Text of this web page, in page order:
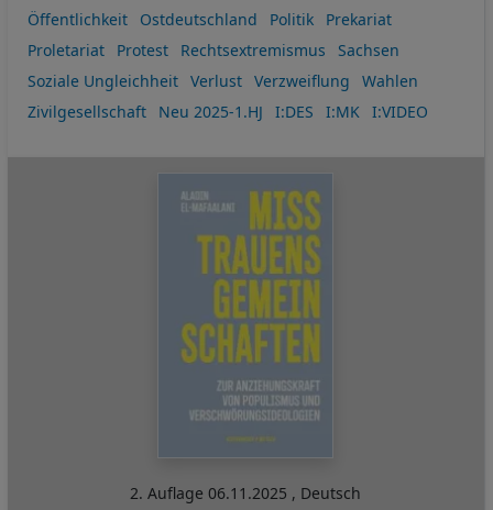
Öffentlichkeit
Ostdeutschland Politik
Prekariat
Proletariat
Protest Rechtsextremismus
Sachsen
Soziale Ungleichheit
Verlust Verzweiflung
Wahlen
Zivilgesellschaft
Neu 2025-1.HJ I:DES I:MK I:VIDEO
2. Auflage06.11.2025 , Deutsch